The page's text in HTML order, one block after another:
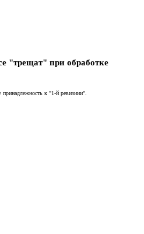
"трещат" при обработке
принадлежность к "1-й ревизиии".